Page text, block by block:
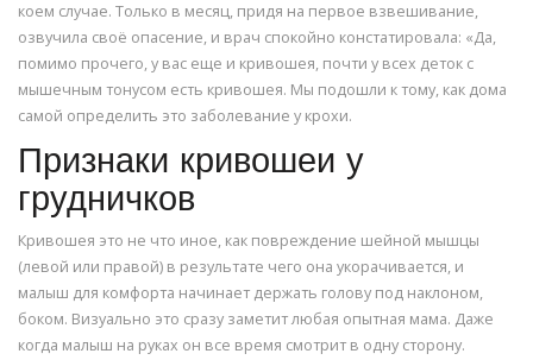
коем случае. Только в месяц, придя на первое взвешивание,
озвучила своё опасение, и врач спокойно констатировала: «Да,
помимо прочего, у вас еще и кривошея, почти у всех деток с
мышечным тонусом есть кривошея. Мы подошли к тому, как дома
самой определить это заболевание у крохи.
Признаки кривошеи у
грудничков
Кривошея это не что иное, как повреждение шейной мышцы
(левой или правой) в результате чего она укорачивается, и
малыш для комфорта начинает держать голову под наклоном,
боком. Визуально это сразу заметит любая опытная мама. Даже
когда малыш на руках он все время смотрит в одну сторону.